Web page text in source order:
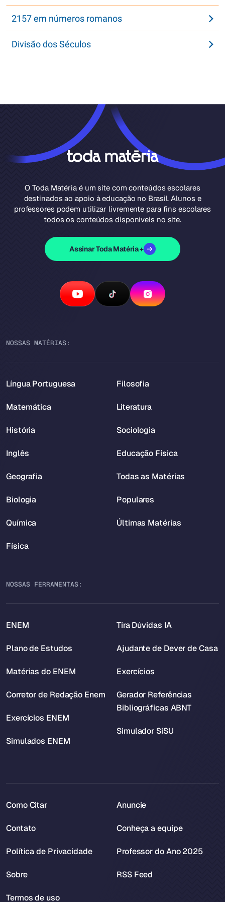
2157 em números romanos
Divisão dos Séculos
O Toda Matéria é um site com conteúdos escolares
destinados ao apoio à educação no Brasil. Alunos e
professores podem utilizar livremente para fins escolares
todos os conteúdos disponíveis no site.
Assinar Toda Matéria +
NOSSAS MATÉRIAS:
Língua Portuguesa
Matemática
História
Inglês
Geografia
Biologia
Química
Física
Filosofia
Literatura
Sociologia
Educação Física
Todas as Matérias
Populares
Últimas Matérias
NOSSAS FERRAMENTAS:
ENEM
Plano de Estudos
Matérias do ENEM
Corretor de Redação Enem
Exercícios ENEM
Simulados ENEM
Tira Dúvidas IA
Ajudante de Dever de Casa
Exercícios
Gerador Referências
Bibliográficas ABNT
Simulador SiSU
Como Citar
Contato
Política de Privacidade
Sobre
Termos de uso
Anuncie
Conheça a equipe
Professor do Ano 2025
RSS Feed